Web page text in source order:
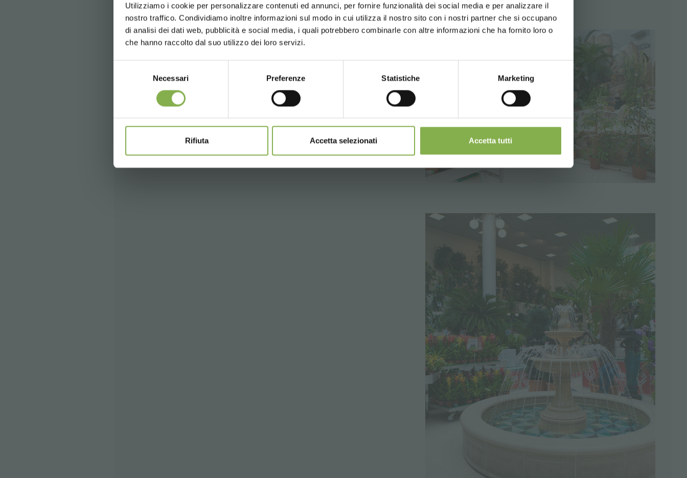
Utilizziamo i cookie per personalizzare contenuti ed annunci, per fornire funzionalità dei social media e per analizzare il
nostro traffico. Condividiamo inoltre informazioni sul modo in cui utilizza il nostro sito con i nostri partner che si occupano
di analisi dei dati web, pubblicità e social media, i quali potrebbero combinarle con altre informazioni che ha fornito loro o
che hanno raccolto dal suo utilizzo dei loro servizi.
Necessari Preferenze Statistiche Marketing
Rifiuta Accetta selezionati Accetta tutti
UNITED STATES ENGLISH
CONTINUE